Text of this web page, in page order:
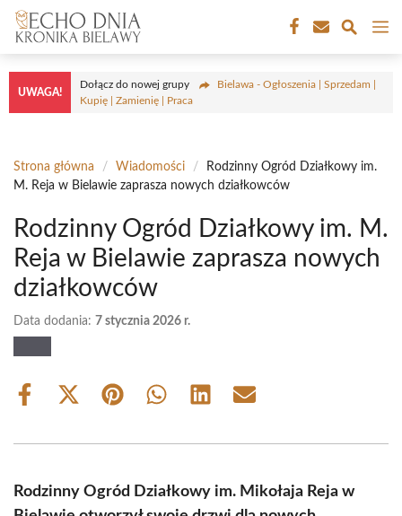
Przejdź
treści
UWAGA!
Dołącz do nowej grupy
Bielawa - Ogłoszenia | Sprzedam |
Kupię | Zamienię | Praca
Strona główna / Wiadomości /
Rodzinny Ogród Działkowy im.
M. Reja w Bielawie zaprasza nowych działkowców
Rodzinny Ogród Działkowy im. M.
Reja w Bielawie zaprasza nowych
działkowców
Data dodania: 7 stycznia 2026 r.
Share
Share
(Twitter)
Share Share Share Share
Rodzinny Ogród Działkowy im. Mikołaja Reja w